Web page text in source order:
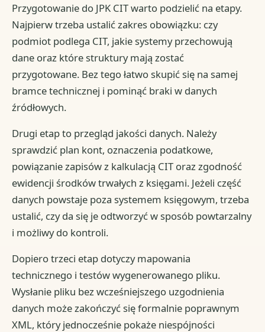
Przygotowanie do JPK CIT warto podzielić na etapy.
Najpierw trzeba ustalić zakres obowiązku: czy
podmiot podlega CIT, jakie systemy przechowują
dane oraz które struktury mają zostać
przygotowane. Bez tego łatwo skupić się na samej
bramce technicznej i pominąć braki w danych
źródłowych.
Drugi etap to przegląd jakości danych. Należy
sprawdzić plan kont, oznaczenia podatkowe,
powiązanie zapisów z kalkulacją CIT oraz zgodność
ewidencji środków trwałych z księgami. Jeżeli część
danych powstaje poza systemem księgowym, trzeba
ustalić, czy da się je odtworzyć w sposób powtarzalny
i możliwy do kontroli.
Dopiero trzeci etap dotyczy mapowania
technicznego i testów wygenerowanego pliku.
Wysłanie pliku bez wcześniejszego uzgodnienia
danych może zakończyć się formalnie poprawnym
XML, który jednocześnie pokaże niespójności